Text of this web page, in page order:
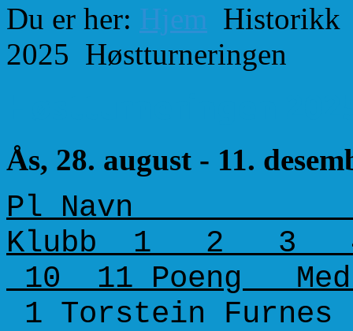
Du er her: Hjem Historikk
2025 Høstturneringen
Ås, 28. august - 11.
Pl
Klubb 1 2
10 11 Poeng
1 Torstein